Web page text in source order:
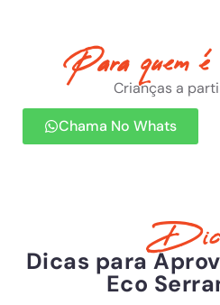
Para quem é
Crianças a
Chama No Whats
Dicas para
Eco